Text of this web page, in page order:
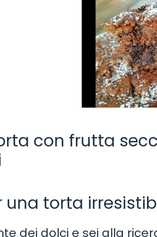
con frutta
una torta
dei dolci e sei alla